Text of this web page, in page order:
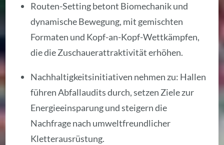
Routen-Setting betont Biomechanik und
dynamische Bewegung, mit gemischten
Formaten und Kopf-an-Kopf-Wettkämpfen,
die die Zuschauerattraktivität erhöhen.
Nachhaltigkeitsinitiativen nehmen zu: Hallen
führen Abfallaudits durch, setzen Ziele zur
Energieeinsparung und steigern die
Nachfrage nach umweltfreundlicher
Kletterausrüstung.